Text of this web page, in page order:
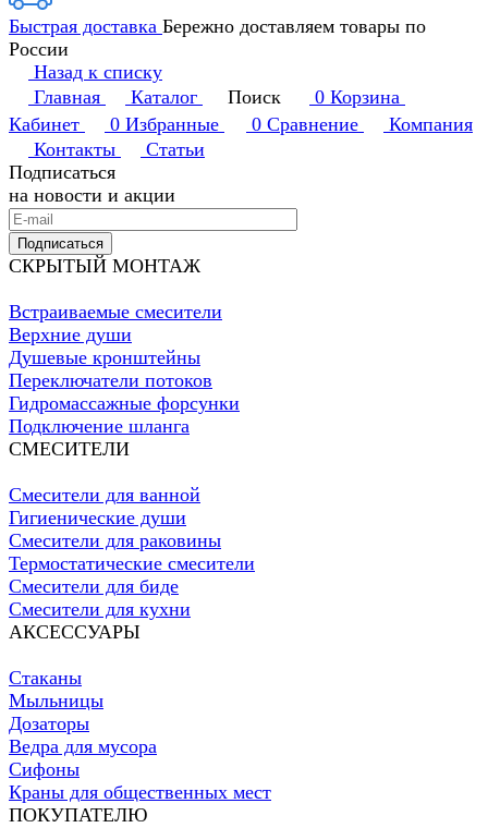
Быстрая доставка Бережно доставляем товары по
России
Назад к списку
Главная
Каталог Поиск 0 Корзина
Кабинет
0 Избранные 0 Сравнение
Компания
Контакты
Статьи
Подписаться
на новости и акции
Подписаться
СКРЫТЫЙ МОНТАЖ
Встраиваемые смесители
Верхние души
Душевые кронштейны
Переключатели потоков
Гидромассажные форсунки
Подключение шланга
СМЕСИТЕЛИ
Смесители для ванной
Гигиенические души
Смесители для раковины
Термостатические смесители
Смесители для биде
Смесители для кухни
АКСЕССУАРЫ
Стаканы
Мыльницы
Дозаторы
Ведра для мусора
Сифоны
Краны для общественных мест
ПОКУПАТЕЛЮ